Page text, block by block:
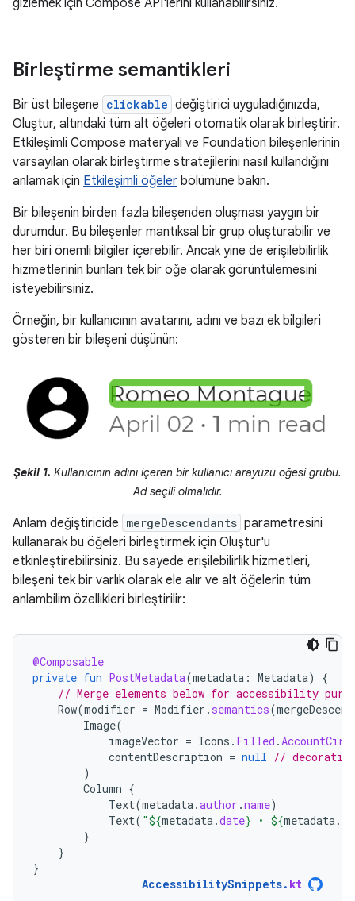
gizlemek için Compose API'lerini kullanabilirsiniz.
Birleştirme semantikleri
Bir üst bileşene clickable değiştirici uyguladığınızda,
Oluştur, altındaki tüm alt öğeleri otomatik olarak birleştirir.
Etkileşimli Compose materyali ve Foundation bileşenlerinin
varsayılan olarak birleştirme stratejilerini nasıl kullandığını
anlamak için Etkileşimli öğeler bölümüne bakın.
Bir bileşenin birden fazla bileşenden oluşması yaygın bir
durumdur. Bu bileşenler mantıksal bir grup oluşturabilir ve
her biri önemli bilgiler içerebilir. Ancak yine de erişilebilirlik
hizmetlerinin bunları tek bir öğe olarak görüntülemesini
isteyebilirsiniz.
Örneğin, bir kullanıcının avatarını, adını ve bazı ek bilgileri
gösteren bir bileşeni düşünün:
Şekil 1. Kullanıcının adını içeren bir kullanıcı arayüzü öğesi grubu.
Ad seçili olmalıdır.
Anlam değiştiricide mergeDescendants parametresini
kullanarak bu öğeleri birleştirmek için Oluştur'u
etkinleştirebilirsiniz. Bu sayede erişilebilirlik hizmetleri,
bileşeni tek bir varlık olarak ele alır ve alt öğelerin tüm
anlambilim özellikleri birleştirilir:
@Composable
private fun PostMetadata(metadata : Metadata)
{
// Merge elements below for accessibility
Row(modifier = Modifier . semantics(
Image(
imageVector = Icons . Filled .
contentDescription = null // decorative
)
Column {
Text(metadata.author .name)
Text( "${metadata.date} • ${metadata.
}
}
}
AccessibilitySnippets. kt